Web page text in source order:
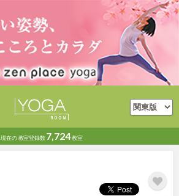
現在の教室登録数 7,724教室